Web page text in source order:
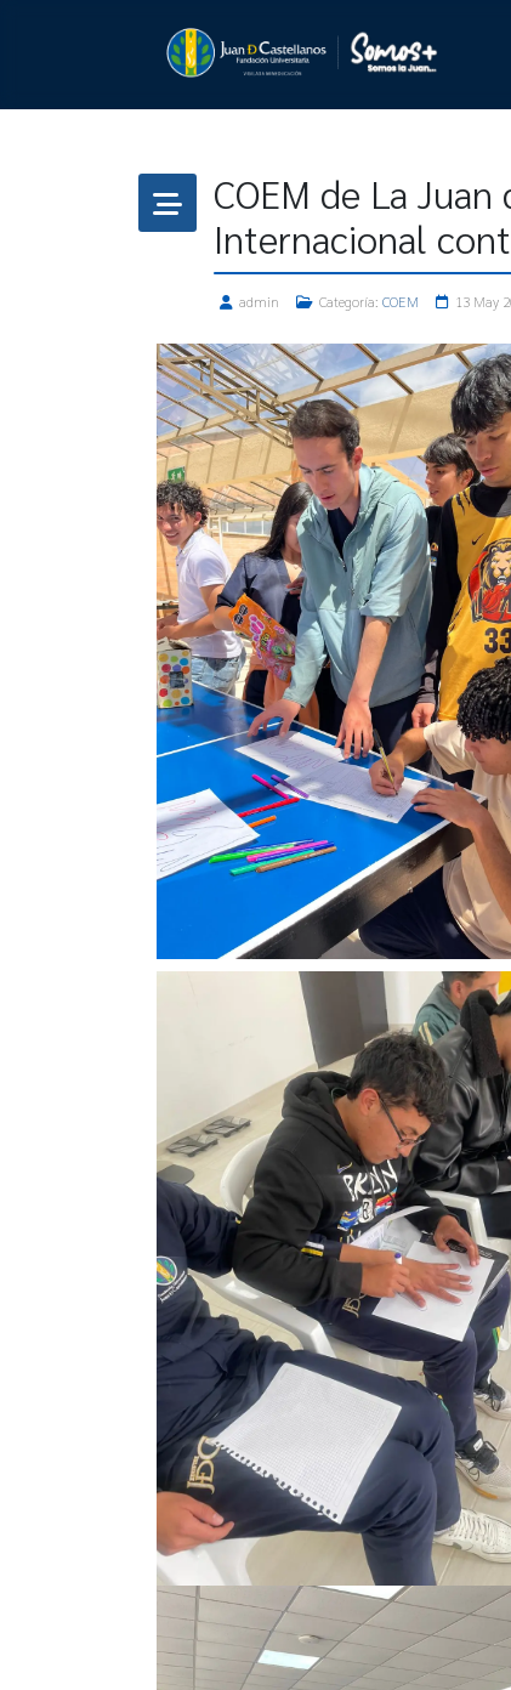
COEM de La
Internacional
admin Categoría: COEM 13 May